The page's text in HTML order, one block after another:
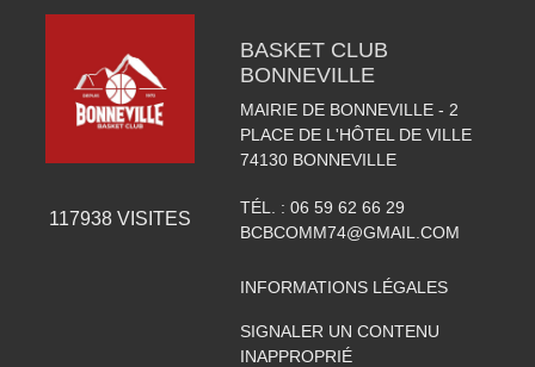
117938VISITES
BASKET CLUB
BONNEVILLE
MAIRIE DE BONNEVILLE - 2
PLACE DE L'HÔTEL DE VILLE
74130 BONNEVILLE
TÉL. : 06 59 62 66 29
BCBCOMM74@GMAIL.COM
INFORMATIONS LÉGALES
SIGNALER UN CONTENU
INAPPROPRIÉ